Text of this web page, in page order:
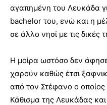
αγαπημένη του Λευκάδα
bachelor του, ενώ και η
σε άλλο νησί με τις δικές
Η μοίρα ωστόσο δεν
χαρούν καθώς έτσι
από τον Στέφανο ο
Κάθισμα της Λευκάδας